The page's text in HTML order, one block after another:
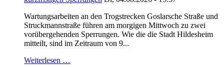
Wartungsarbeiten an den Trogstrecken Goslarsche Straße und
Struckmannstraße führen am morgigen Mittwoch zu zwei
vorübergehenden Sperrungen. Wie die die Stadt Hildesheim
mitteilt, sind im Zeitraum von 9...
Weiterlesen …